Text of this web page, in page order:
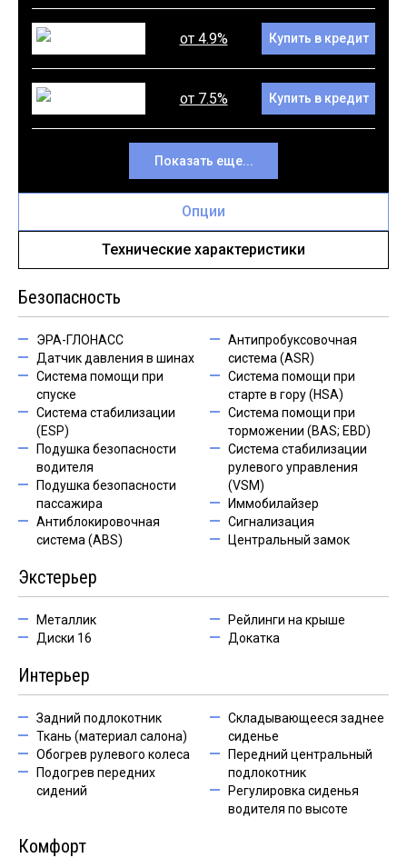
от 4.9% Купить в кредит
от 7.5% Купить в кредит
Показать еще...
Опции
Технические характеристики
Безопасность
ЭРА-ГЛОНАСС
Датчик давления в шинах
Система помощи при
спуске
Система стабилизации
(ESP)
Подушка безопасности
водителя
Подушка безопасности
пассажира
Антиблокировочная
система (ABS)
Антипробуксовочная
система (ASR)
Система помощи при
старте в гору (HSA)
Система помощи при
торможении (BAS; EBD)
Система стабилизации
рулевого управления
(VSM)
Иммобилайзер
Сигнализация
Центральный замок
Экстерьер
Металлик
Диски 16
Рейлинги на крыше
Докатка
Интерьер
Задний подлокотник
Ткань (материал салона)
Обогрев рулевого колеса
Подогрев передних
сидений
Складывающееся заднее
сиденье
Передний центральный
подлокотник
Регулировка сиденья
водителя по высоте
Комфорт